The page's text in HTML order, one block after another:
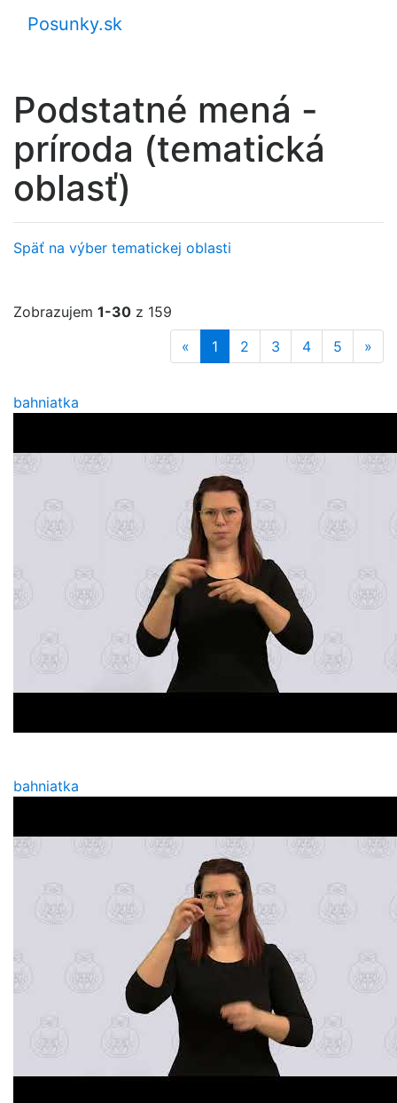
Posunky.sk
Podstatné mená -
príroda (tematická
oblasť)
Späť na výber tematickej oblasti
Zobrazujem 1-30 z 159
«
1 2 3 4 5 »
bahniatka
bahniatka